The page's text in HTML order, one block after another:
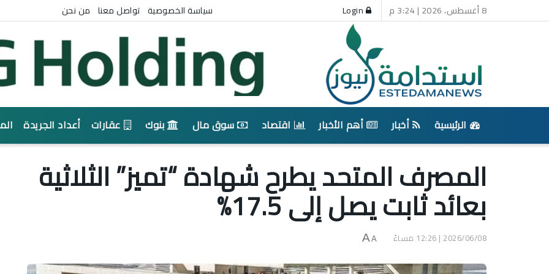
8 أغسطس، 2026 | 3:24 م سياسة الخصوصية تواصل معنا من نحن
الرئيسية أخبار أهم الأخبار اقتصاد سوق مال بنوك عقارات أعداد الجريدة
المصرف المتحد يطرح شهادة “تميز” الثلاثية
بعائد ثابت يصل إلى 17.5%
2026/06/08 | 12:26 مساءً A
A